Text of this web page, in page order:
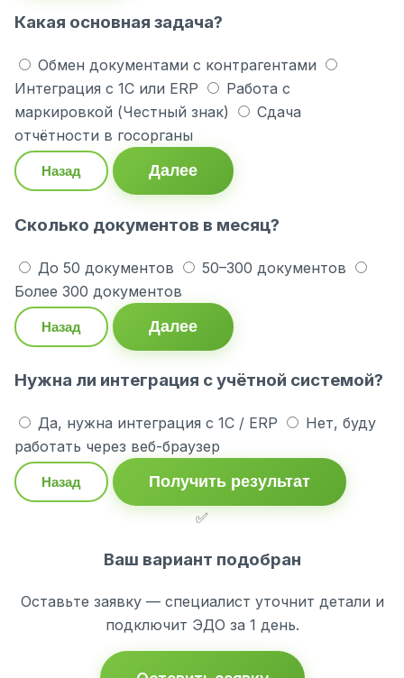
Какая основная задача?
Обмен документами с контрагентами
Интеграция с 1С или ERP
Работа с
маркировкой (Честный знак)
Сдача
отчётности в госорганы
Назад Далее
Сколько документов в месяц?
До 50 документов
50–300 документов
Более 300 документов
Назад Далее
Нужна ли интеграция с учётной системой?
Да, нужна интеграция с 1С / ERP
Нет, буду
работать через веб-браузер
Назад
Получить результат
✅
Ваш вариант подобран
Оставьте заявку — специалист уточнит детали и
подключит ЭДО за 1 день.